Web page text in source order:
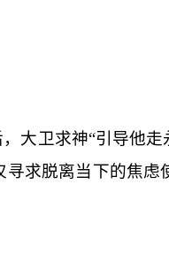
大卫求神“引导他走
求脱离当下的焦